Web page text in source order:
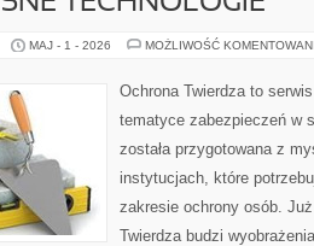
MAJ - 1 - 2026 MOŻLIWOŚĆ
Ochrona Twierdza to
tematyce zabezpieczeń w
została przygotowana z
instytucjach, które
zakresie ochrony osób.
Twierdza budzi